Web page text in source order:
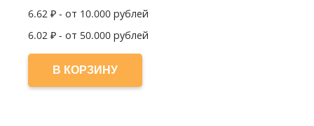
6.62 ₽ - от 10.000 рублей
6.02 ₽ - от 50.000 рублей
В КОРЗИНУ